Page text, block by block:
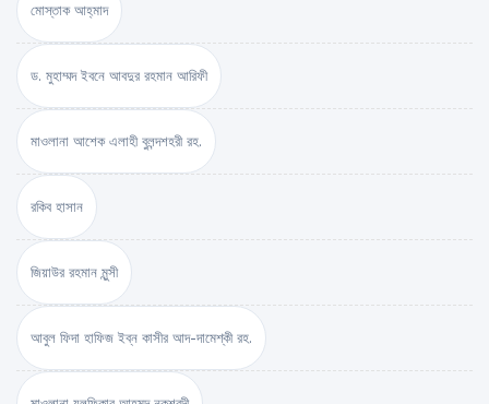
মোস্তাক আহ্‌মাদ
ড. মুহাম্মদ ইবনে আবদুর রহমান আরিফী
মাওলানা আশেক এলাহী বুলন্দশহরী রহ.
রকিব হাসান
জিয়াউর রহমান মুন্সী
আবুল ফিদা হাফিজ ইব্‌ন কাসীর আদ-দামেশ্‌কী রহ.